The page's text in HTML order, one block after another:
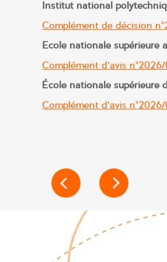
Institut national
Complément de décision
Ecole nationale supérieure
Complément d’avis
École nationale supérieure
Complément d’avis
NAVIGATION
DE
L’ARTICLE